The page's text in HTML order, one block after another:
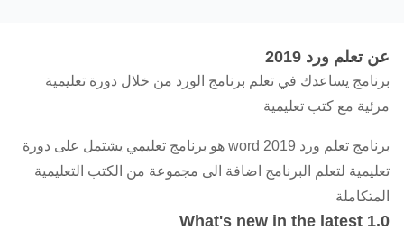
عن تعلم ورد 2019
برنامج يساعدك في تعلم برنامج الورد من خلال دورة تعليمية
مرئية مع كتب تعليمية
برنامج تعلم ورد 2019 word هو برنامج تعليمي يشتمل على دورة
تعليمية لتعلم البرنامج اضافة الى مجموعة من الكتب التعليمية
المتكاملة
What's new in the latest 1.0